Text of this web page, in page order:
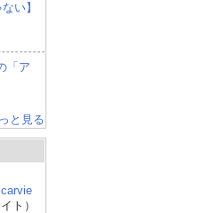
い】
「ア
と見る
ト）